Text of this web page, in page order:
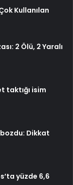
Kullanılan
2 Ölü, 2 Yaralı
taktığı isim
Dikkat
yüzde 6,6